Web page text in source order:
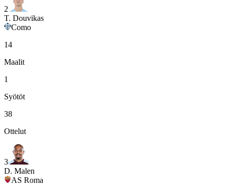
2
T. Douvikas
Como
14
Maalit
1
Syötöt
38
Ottelut
3
D. Malen
AS Roma